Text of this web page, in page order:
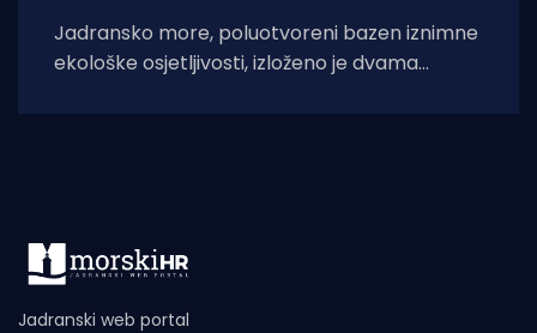
Jadransko more, poluotvoreni bazen iznimne
ekološke osjetljivosti, izloženo je dvama
Jadranski web portal